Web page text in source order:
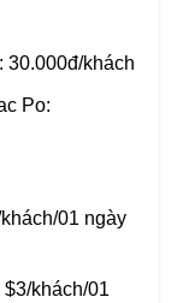
30.000đ/khách
Po:
01 ngày
khách/01